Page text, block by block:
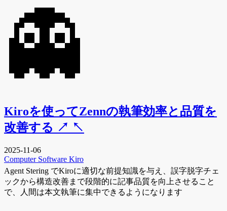
👻
Kiroを使ってZennの執筆効率と品質を
改善する ↗ ↖
2025-11-06
Computer Software Kiro
Agent Stering でKiroに適切な前提知識を与え、誤字脱字チェ
ックから構造改善まで段階的に記事品質を向上させること
で、人間は本文執筆に集中できるようになります